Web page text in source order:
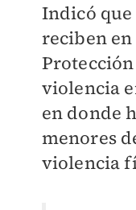
Indicó
reciben
violencia
en donde
menores
violencia